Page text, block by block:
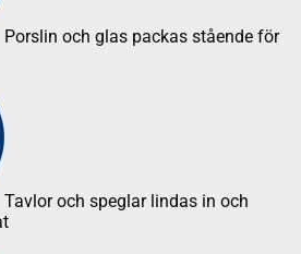
Porslin och glas packas stående för
Tavlor och speglar lindas in och